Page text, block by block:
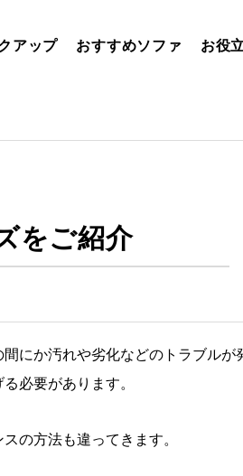
アップ おすすめソファ お役
をご紹介
にか汚れや劣化などのトラブルが
必要があります。
の方法も違ってきます。